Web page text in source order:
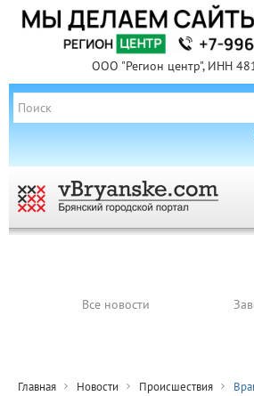
ООО "Регион центр", ИНН
Все новости
Главная Новости Происшествия